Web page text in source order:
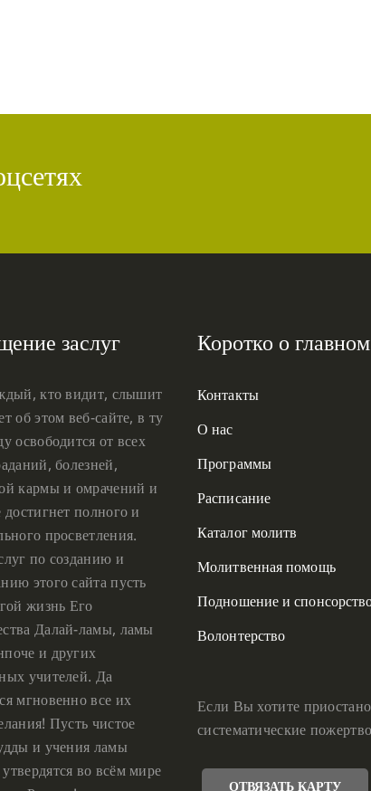
заслуг
кто видит, слышит
об этом веб-сайте, в ту
освободится от всех
болезней,
кармы и омрачений и
достигнет полного и
просветления.
по созданию и
этого сайта пусть
жизнь Его
Далай-ламы, ламы
и других
учителей. Да
мгновенно все их
Пусть чистое
и учения ламы
во всём мире
Коротко о главном
Контакты
О нас
Программы
Расписание
Каталог молитв
Молитвенная помощь
Подношение и
Волонтерство
Если Вы хотите
систематические
ОТВЯЗАТЬ КАРТУ